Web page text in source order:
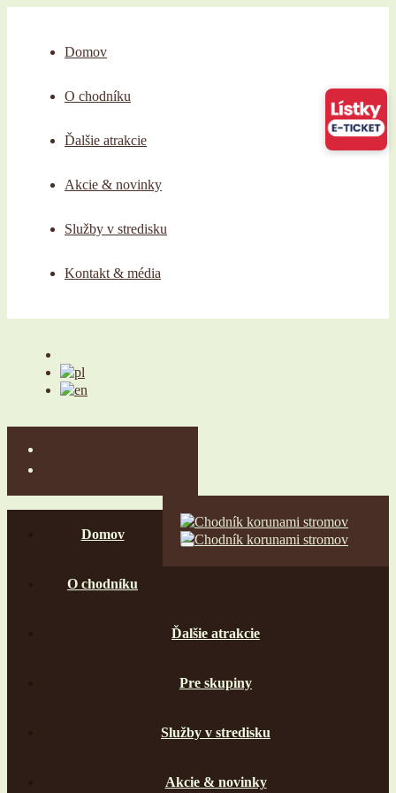
Domov
O chodníku
Ďalšie atrakcie
Akcie & novinky
Služby v stredisku
Kontakt & média
Domov
O chodníku
Ďalšie atrakcie
Pre skupiny
Služby v stredisku
Akcie & novinky